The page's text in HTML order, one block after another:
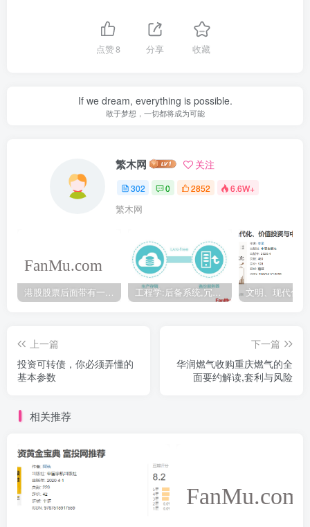
点赞8 分享 收藏
If we dream, everything is possible.
敢于梦想，一切都将成为可能
繁木网 关注
302 0 2852 6.6W+
繁木网
港股股票后面带有一个B是什么意思？股票名字带-W,-R,-S呢 工程学:后备系统,冗余备份系统,冗余设计系统-芒格多学科思维模型
上一篇
投资可转债，你必须弄懂的
基本参数
下一篇
华润燃气收购重庆燃气的全
面要约解读,套利与风险
相关推荐